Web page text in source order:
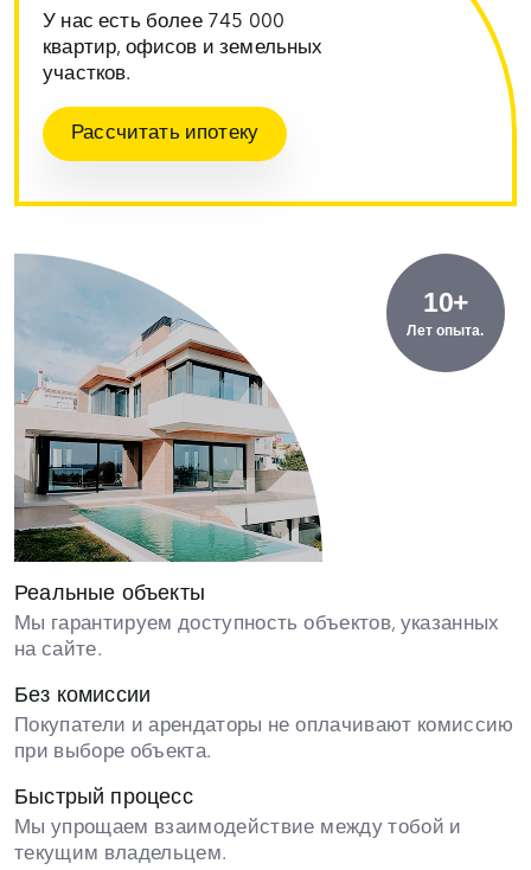
У нас есть более 745 000
квартир, офисов и земельных
участков.
Рассчитать ипотеку
10+
Лет опыта.
Реальные объекты
Мы гарантируем доступность объектов, указанных
на сайте.
Без комиссии
Покупатели и арендаторы не оплачивают комиссию
при выборе объекта.
Быстрый процесс
Мы упрощаем взаимодействие между тобой и
текущим владельцем.